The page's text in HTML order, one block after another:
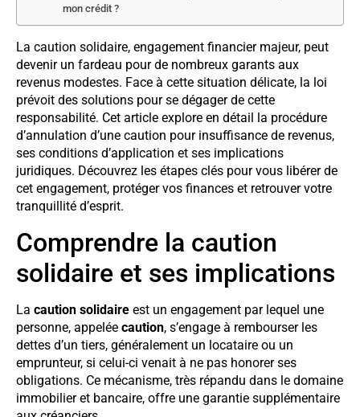
mon crédit ?
La caution solidaire, engagement financier majeur, peut
devenir un fardeau pour de nombreux garants aux
revenus modestes. Face à cette situation délicate, la loi
prévoit des solutions pour se dégager de cette
responsabilité. Cet article explore en détail la procédure
d’annulation d’une caution pour insuffisance de revenus,
ses conditions d’application et ses implications
juridiques. Découvrez les étapes clés pour vous libérer de
cet engagement, protéger vos finances et retrouver votre
tranquillité d’esprit.
Comprendre la caution
solidaire et ses implications
La caution solidaire est un engagement par lequel une
personne, appelée caution, s’engage à rembourser les
dettes d’un tiers, généralement un locataire ou un
emprunteur, si celui-ci venait à ne pas honorer ses
obligations. Ce mécanisme, très répandu dans le domaine
immobilier et bancaire, offre une garantie supplémentaire